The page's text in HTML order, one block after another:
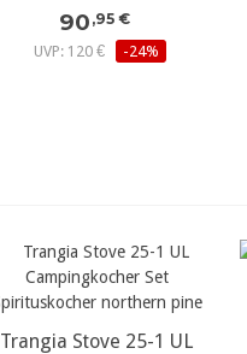
90 ,95 €
UVP: 120 €
-24%
Trangia Stove 25-1 UL